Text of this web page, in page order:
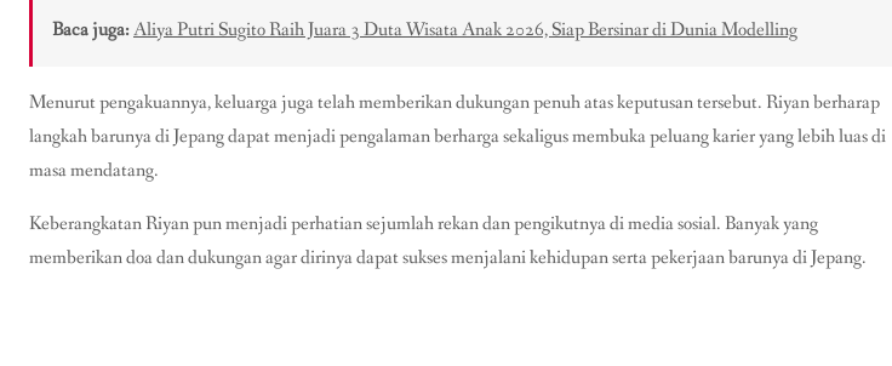
Baca juga:Aliya Putri Sugito Raih Juara 3 Duta Wisata Anak 2026, Siap Bersinar di Dunia Modelling
Menurut pengakuannya, keluarga juga telah memberikan dukungan penuh atas keputusan tersebut. Riyan berharap
langkah barunya di Jepang dapat menjadi pengalaman berharga sekaligus membuka peluang karier yang lebih luas di
masa mendatang.
Keberangkatan Riyan pun menjadi perhatian sejumlah rekan dan pengikutnya di media sosial. Banyak yang
memberikan doa dan dukungan agar dirinya dapat sukses menjalani kehidupan serta pekerjaan barunya di Jepang.